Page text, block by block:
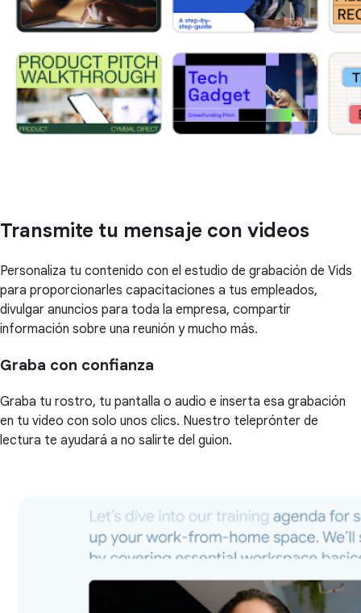
Transmite tu mensaje con videos
Personaliza tu contenido con el estudio de grabación de Vids
para proporcionarles capacitaciones a tus empleados,
divulgar anuncios para toda la empresa, compartir
información sobre una reunión y mucho más.
Graba con confianza
Graba tu rostro, tu pantalla o audio e inserta esa grabación
en tu video con solo unos clics. Nuestro teleprónter de
lectura te ayudará a no salirte del guion.